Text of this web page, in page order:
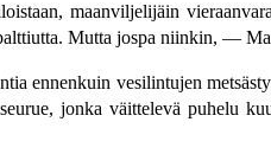
maanviljelijäin
Mutta jospa niinkin, —
ennenkuin vesilintujen
jonka väittelevä puhelu